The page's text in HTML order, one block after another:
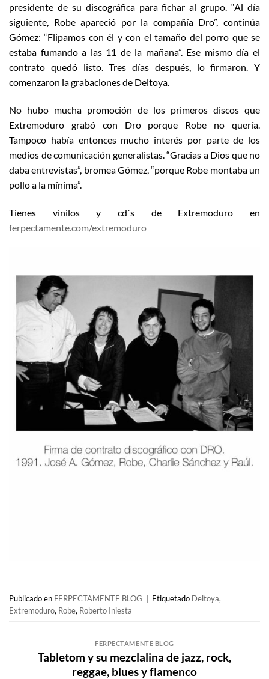
presidente de su discográfica para fichar al grupo. “Al día
siguiente, Robe apareció por la compañía Dro”, continúa
Gómez: “Flipamos con él y con el tamaño del porro que se
estaba fumando a las 11 de la mañana”. Ese mismo día el
contrato quedó listo. Tres días después, lo firmaron. Y
comenzaron la grabaciones de Deltoya.
No hubo mucha promoción de los primeros discos que
Extremoduro grabó con Dro porque Robe no quería.
Tampoco había entonces mucho interés por parte de los
medios de comunicación generalistas. “Gracias a Dios que no
daba entrevistas”, bromea Gómez, “porque Robe montaba un
pollo a la mínima”.
Tienes vinilos y cd´s de Extremoduro en
ferpectamente.com/extremoduro
Publicado en FERPECTAMENTE BLOG Etiquetado Deltoya,
Extremoduro, Robe, Roberto Iniesta
FERPECTAMENTE BLOG
Tabletom y su mezclalina de jazz, rock,
reggae, blues y flamenco